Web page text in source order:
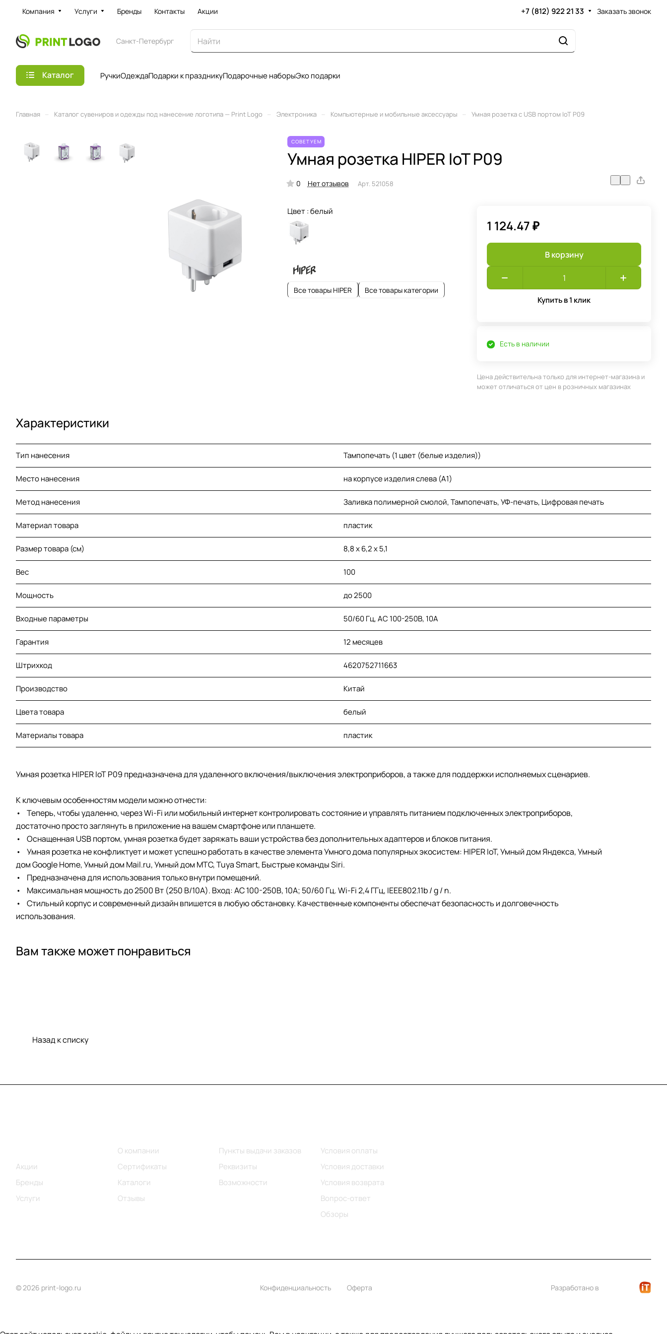
Компания Услуги Бренды Контакты Акции +7 (812) 922 21 33 Заказать звонок
Санкт-Петербург
Каталог РучкиОдеждаПодарки к праздникуПодарочные наборыЭко подарки
Главная Каталог сувениров и одежды под нанесение логотипа — Print Logo Электроника Компьютерные и мобильные аксессуары Умная розетка с USB портом IoT P09
СОВЕТУЕМ
Умная розетка HIPER IoT P09
0 Нет отзывов Арт. 521058
Цвет :белый
Все товары HIPER Все товары категории
1 124.47 ₽
В корзину
Купить в 1 клик
Есть в наличии
Цена действительна только для интернет-магазина и
может отличаться от цен в розничных магазинах
Характеристики
Тип нанесения Тампопечать (1 цвет (белые изделия))
Место нанесения на корпусе изделия слева (A1)
Метод нанесения Заливка полимерной смолой, Тампопечать, УФ-печать, Цифровая печать
Материал товара пластик
Размер товара (см) 8,8 х 6,2 х 5,1
Вес 100
Мощность до 2500
Входные параметры 50/60 Гц, AC 100-250В, 10А
Гарантия 12 месяцев
Штрихкод 4620752711663
Производство Китай
Цвета товара белый
Материалы товара пластик
Умная розетка HIPER IoT P09 предназначена для удаленного включения/выключения электроприборов, а также для поддержки исполняемых сценариев.
К ключевым особенностям модели можно отнести:
• Теперь, чтобы удаленно, через Wi-Fi или мобильный интернет контролировать состояние и управлять питанием подключенных электроприборов,
достаточно просто заглянуть в приложение на вашем смартфоне или планшете.
• Оснащенная USB портом, умная розетка будет заряжать ваши устройства без дополнительных адаптеров и блоков питания.
• Умная розетка не конфликтует и может успешно работать в качестве элемента Умного дома популярных экосистем: HIPER IoT, Умный дом Яндекса, Умный
дом Google Home, Умный дом Mail.ru, Умный дом МТС, Tuya Smart, Быстрые команды Siri.
• Предназначена для использования только внутри помещений.
• Максимальная мощность до 2500 Вт (250 В/10А). Вход: AC 100-250В, 10А; 50/60 Гц. Wi-Fi 2,4 ГГц, IEEE802.11b / g / n.
• Стильный корпус и современный дизайн впишется в любую обстановку. Качественные компоненты обеспечат безопасность и долговечность
использования.
Вам также может понравиться
Назад к списку
Акции
Бренды
Услуги
О компании
Сертификаты
Каталоги
Отзывы
Пункты выдачи заказов
Реквизиты
Возможности
Условия оплаты
Условия доставки
Условия возврата
Вопрос-ответ
Обзоры
© 2026 print-logo.ru Конфиденциальность Оферта Разработано в